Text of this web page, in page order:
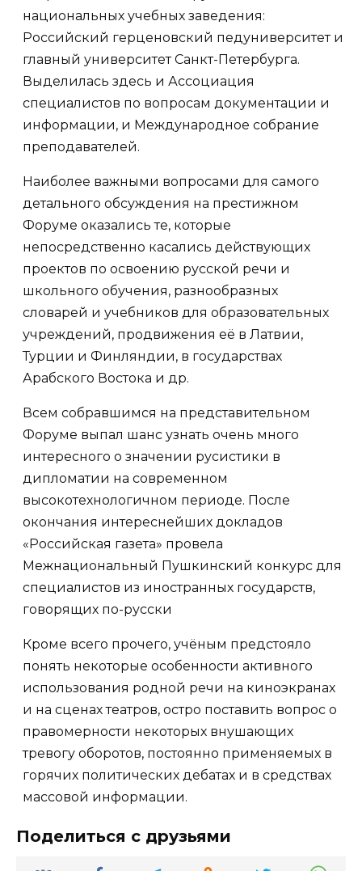
национальных учебных заведения:
Российский герценовский педуниверситет и
главный университет Санкт-Петербурга.
Выделилась здесь и Ассоциация
специалистов по вопросам документации и
информации, и Международное собрание
преподавателей.
Наиболее важными вопросами для самого
детального обсуждения на престижном
Форуме оказались те, которые
непосредственно касались действующих
проектов по освоению русской речи и
школьного обучения, разнообразных
словарей и учебников для образовательных
учреждений, продвижения её в Латвии,
Турции и Финляндии, в государствах
Арабского Востока и др.
Всем собравшимся на представительном
Форуме выпал шанс узнать очень много
интересного о значении русистики в
дипломатии на современном
высокотехнологичном периоде. После
окончания интереснейших докладов
«Российская газета» провела
Межнациональный Пушкинский конкурс для
специалистов из иностранных государств,
говорящих по-русски
Кроме всего прочего, учёным предстояло
понять некоторые особенности активного
использования родной речи на киноэкранах
и на сценах театров, остро поставить вопрос о
правомерности некоторых внушающих
тревогу оборотов, постоянно применяемых в
горячих политических дебатах и в средствах
массовой информации.